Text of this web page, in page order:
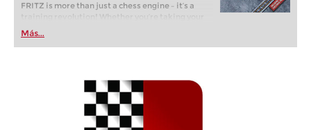
FRITZ is more than just a chess engine – it’s a
training revolution! Whether you’re taking your
first steps into the world of club chess, or already
playing at a tournament level: with FRITZ, you can
train more efficiently, intelligently and with a
Más...